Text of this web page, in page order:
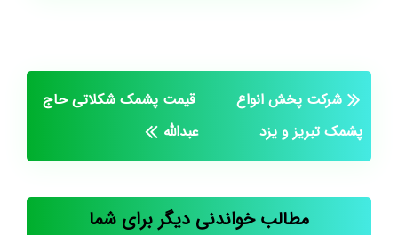
شرکت پخش انواع
پشمک تبريز و يزد
قیمت پشمک شکلاتی حاج
عبدالله
مطالب خواندنی دیگر برای شما